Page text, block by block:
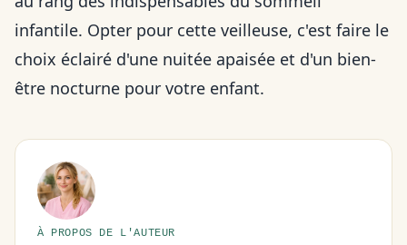
infantile. Opter pour cette veilleuse, c'est faire le
choix éclairé d'une nuitée apaisée et d'un bien-
être nocturne pour votre enfant.
À PROPOS DE L'AUTEUR